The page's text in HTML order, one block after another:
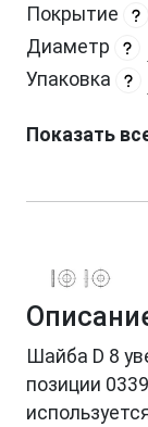
Покрытие
Диаметр
Упаковка
Показать
Шайба D 8
позиции